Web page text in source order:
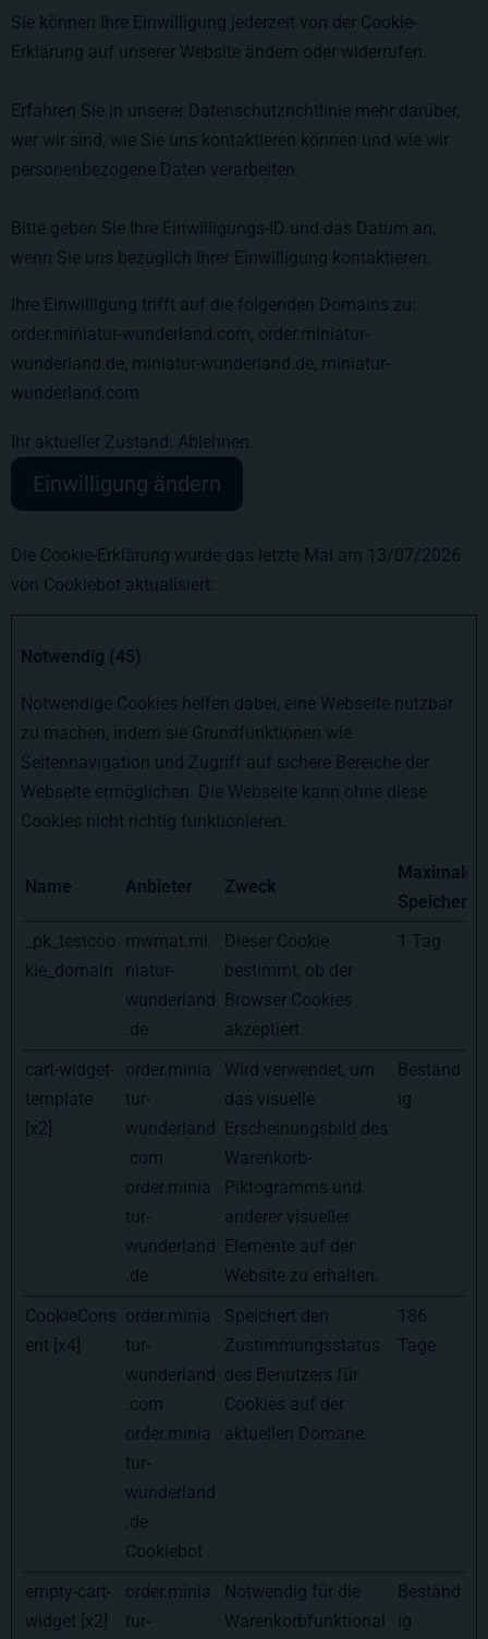
Sie können Ihre Einwilligung jederzeit von der Cookie-
Erklärung auf unserer Website ändern oder widerrufen.
Erfahren Sie in unserer Datenschutzrichtlinie mehr darüber,
wer wir sind, wie Sie uns kontaktieren können und wie wir
personenbezogene Daten verarbeiten.
Bitte geben Sie Ihre Einwilligungs-ID und das Datum an,
wenn Sie uns bezüglich Ihrer Einwilligung kontaktieren.
Ihre Einwilligung trifft auf die folgenden Domains zu:
order.miniatur-wunderland.com, order.miniatur-
wunderland.de, miniatur-wunderland.de, miniatur-
wunderland.com
Ihr aktueller Zustand: Ablehnen.
Einwilligung ändern
Die Cookie-Erklärung wurde das letzte Mal am 13/07/2026
von Cookiebot aktualisiert:
Notwendig (45)
Notwendige Cookies helfen dabei, eine Webseite nutzbar
zu machen, indem sie Grundfunktionen wie
Seitennavigation und Zugriff auf sichere Bereiche der
Webseite ermöglichen. Die Webseite kann ohne diese
Cookies nicht richtig funktionieren.
Name Anbieter Zweck
Maximale
_pk_testcoo
kie_domain
mwmat.mi
niatur-
wunderland
.de
Dieser Cookie
bestimmt, ob der
Browser Cookies
akzeptiert.
1 Tag
cart-widget-
template
[x2]
order.minia
tur-
wunderland
.com
order.minia
tur-
wunderland
.de
Wird verwendet, um
das visuelle
Erscheinungsbild des
Warenkorb-
Piktogramms und
anderer visueller
Elemente auf der
Website zu erhalten.
Beständ
ig
CookieCons
ent [x4]
order.minia
tur-
wunderland
.com
order.minia
tur-
wunderland
.de
Cookiebot
Speichert den
Zustimmungsstatus
des Benutzers für
Cookies auf der
aktuellen Domäne.
186
Tage
empty-cart-
widget [x2]
order.minia
tur-
Notwendig für die
Warenkorbfunktional
Beständ
ig